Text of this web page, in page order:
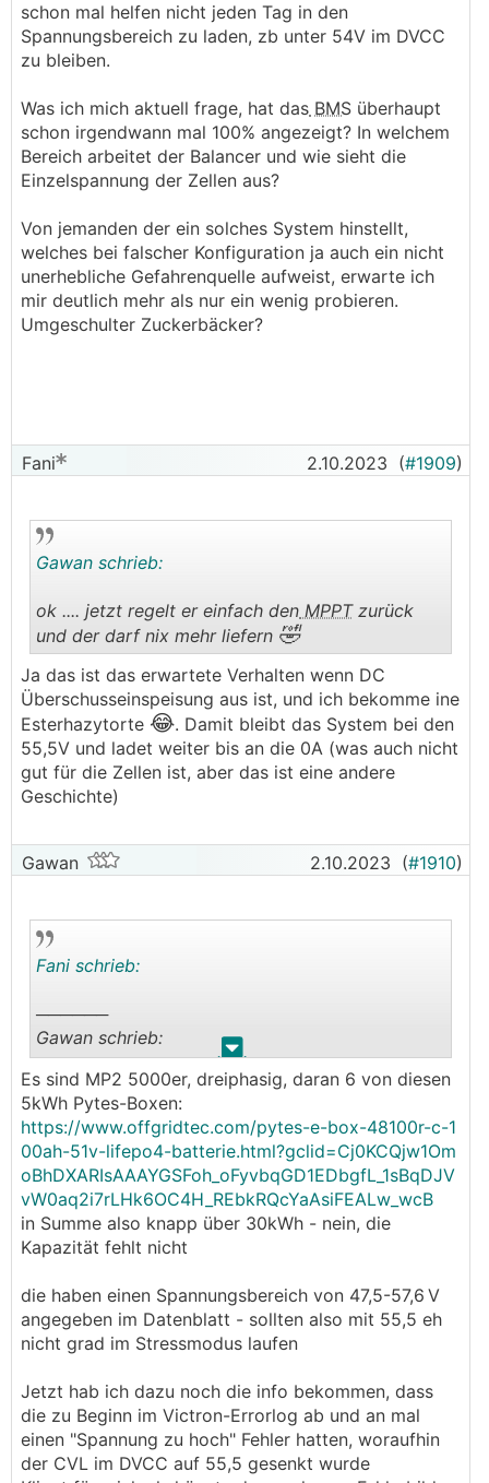
schon mal helfen nicht jeden Tag in den
Spannungsbereich zu laden, zb unter 54V im DVCC
zu bleiben.
Was ich mich aktuell frage, hat das BMS überhaupt
schon irgendwann mal 100% angezeigt? In welchem
Bereich arbeitet der Balancer und wie sieht die
Einzelspannung der Zellen aus?
Von jemanden der ein solches System hinstellt,
welches bei falscher Konfiguration ja auch ein nicht
unerhebliche Gefahrenquelle aufweist, erwarte ich
mir deutlich mehr als nur ein wenig probieren.
Umgeschulter Zuckerbäcker?
Fani 2.10.2023 (#1909)
..
Gawan schrieb:
ok .... jetzt regelt er einfach den MPPTzurück
und der darf nix mehr liefern 🤣
Ja das ist das erwartete Verhalten wenn DC
Überschusseinspeisung aus ist, und ich bekomme ine
Esterhazytorte 😂. Damit bleibt das System bei den
55,5V und ladet weiter bis an die 0A (was auch nicht
gut für die Zellen ist, aber das ist eine andere
Geschichte)
Gawan 2.10.2023 (#1910)
. .
Fani schrieb:
──────
Gawan schrieb:
ok .... jetzt regelt er einfach denMPPTzurück
und der darf nix mehr liefern
───────────────
Ja das ist das erwartete Verhalten wenn DC
Überschusseinspeisung aus ist, und ich bekomme
ine Esterhazytorte😂. Damit bleibt das System
bei den 55,5V und ladet weiter bis an die 0A
eine andere Geschichte)
Es sind MP2 5000er, dreiphasig, daran 6 von diesen
5kWh Pytes-Boxen:
https://www.offgridtec.com/pytes-e-box-48100r-c-1
00ah-51v-lifepo4-batterie.html?gclid=Cj0KCQjw1Om
oBhDXARIsAAAYGSFoh_oFyvbqGD1EDbgfL_1sBqDJV
vW0aq2i7rLHk6OC4H_REbkRQcYaAsiFEALw_wcB
in Summe also knapp über 30kWh - nein, die
Kapazität fehlt nicht
die haben einen Spannungsbereich von 47,5-57,6 V
angegeben im Datenblatt - sollten also mit 55,5 eh
nicht grad im Stressmodus laufen
Jetzt hab ich dazu noch die info bekommen, dass
die zu Beginn im Victron-Errorlog ab und an mal
einen "Spannung zu hoch" Fehler hatten, woraufhin
der CVL im DVCC auf 55,5 gesenkt wurde